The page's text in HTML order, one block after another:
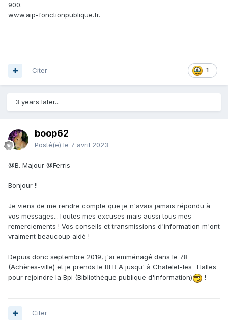
900.
www.aip-fonctionpublique.fr.
1
Citer
3 years later...
boop62
Posté(e) le 7 avril 2023
@B. Majour @Ferris
Bonjour !!
Je viens de me rendre compte que je n'avais jamais répondu à
vos messages...Toutes mes excuses mais aussi tous mes
remerciements ! Vos conseils et transmissions d'information m'ont
vraiment beaucoup aidé !
Depuis donc septembre 2019, j'ai emménagé dans le 78
(Achères-ville) et je prends le RER A jusqu' à Chatelet-les -Halles
pour rejoindre la Bpi (Bibliothèque publique d'information)
!
Citer